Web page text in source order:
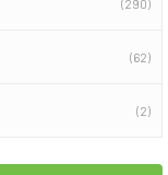
(290)
(62)
(2)